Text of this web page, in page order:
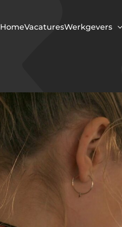
HomeVacaturesWerkgevers